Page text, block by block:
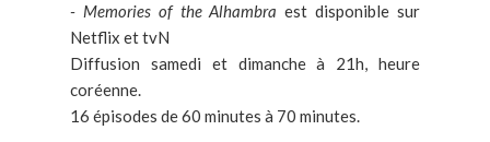
- Memories of the Alhambra est disponible sur
Netflix et tvN
Diffusion samedi et dimanche à 21h, heure
coréenne.
16 épisodes de 60 minutes à 70 minutes.